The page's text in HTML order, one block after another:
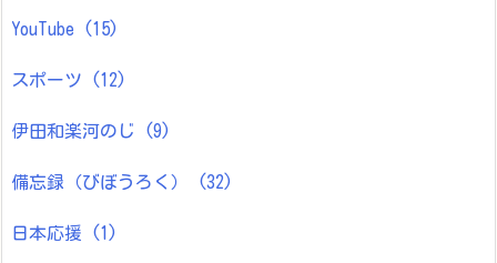
YouTube (15)
スポーツ (12)
伊田和楽河のじ (9)
備忘録（びぼうろく） (32)
日本応援 (1)